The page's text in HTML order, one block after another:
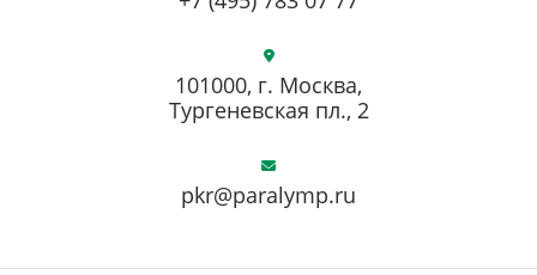
pkr@paralymp.ru
101000, г. Москва,
Тургеневская пл., 2